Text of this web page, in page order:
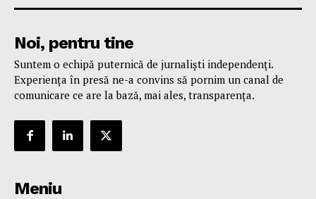
Noi, pentru tine
Suntem o echipă puternică de jurnaliști independenți.
Experiența în presă ne-a convins să pornim un canal de
comunicare ce are la bază, mai ales, transparența.
Meniu